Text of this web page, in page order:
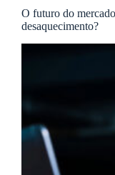
O futuro do
desaquecimento?